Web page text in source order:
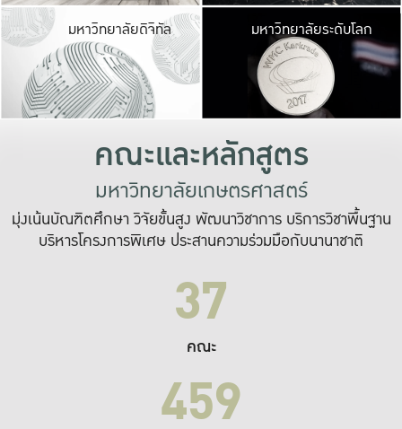
มหาวิทยาลัยดิจิทัล มหาวิ
เปลี่ยนแปลง แล
เพื่อทำง
ระบบสารสนเทศ
มหาวิทยาลัยระดับโลก
คณะและหลักสูตร
มหาวิทยาลัยเกษตรศาสตร์
มุ่งเน้นบัณฑิตศึกษา วิจัยขั้นสูง พัฒนาวิชาการ บริการวิชาพื้นฐาน
บริหารโครงการพิเศษ ประสานความร่วมมือกับนานาชาติ
37
คณะ
459